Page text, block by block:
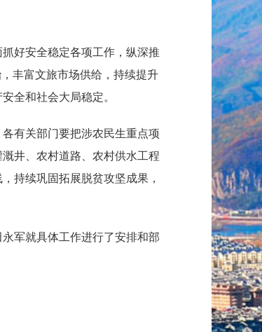
好安全稳定各项工作，纵深推
丰富文旅市场供给，持续提升
全和社会大局稳定。
有关部门要把涉农民生重点项
井、农村道路、农村供水工程
持续巩固拓展脱贫攻坚成果，
军就具体工作进行了安排和部